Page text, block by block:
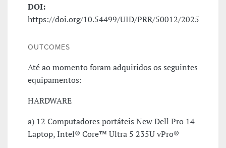
DOI:
https://doi.org/10.54499/UID/PRR/50012/2025
OUTCOMES
Até ao momento foram adquiridos os seguintes
equipamentos:
HARDWARE
a) 12 Computadores portáteis New Dell Pro 14
Laptop, Intel® Core™ Ultra 5 235U vPro®